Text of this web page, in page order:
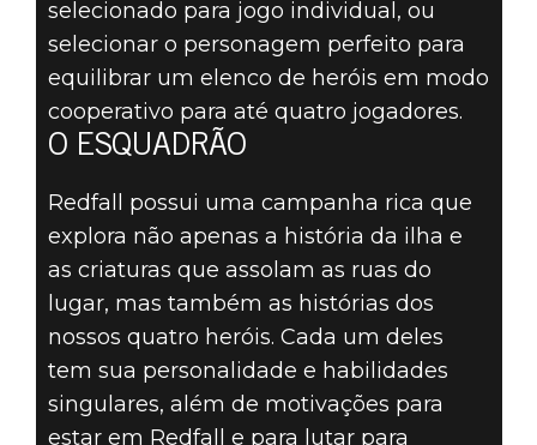
selecionado para jogo individual, ou
selecionar o personagem perfeito para
equilibrar um elenco de heróis em modo
cooperativo para até quatro jogadores.
O ESQUADRÃO
Redfall possui uma campanha rica que
explora não apenas a história da ilha e
as criaturas que assolam as ruas do
lugar, mas também as histórias dos
nossos quatro heróis. Cada um deles
tem sua personalidade e habilidades
singulares, além de motivações para
estar em Redfall e para lutar para